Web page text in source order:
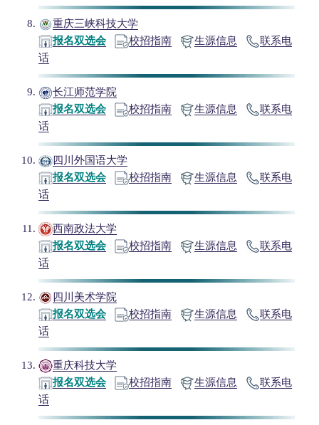
重庆三峡科技大学
报名双选会
校招指南 生源信息
联系电
话
长江师范学院
报名双选会
校招指南 生源信息
联系电
话
四川外国语大学
报名双选会
校招指南 生源信息
联系电
话
西南政法大学
报名双选会
校招指南 生源信息
联系电
话
四川美术学院
报名双选会
校招指南 生源信息
联系电
话
重庆科技大学
报名双选会
校招指南 生源信息
联系电
话